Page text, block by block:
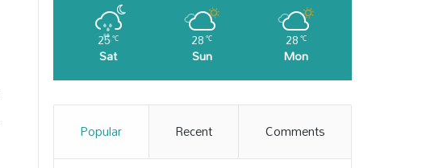
25℃
Sat
28℃
Sun
28℃
Mon
Popular Recent Comments